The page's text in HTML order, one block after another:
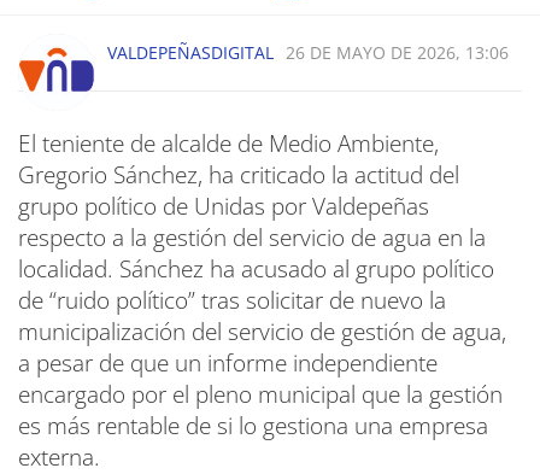
VALDEPEÑASDIGITAL 26 DE MAYO DE 2026, 13:06
El teniente de alcalde de Medio Ambiente,
Gregorio Sánchez, ha criticado la actitud del
grupo político de Unidas por Valdepeñas
respecto a la gestión del servicio de agua en la
localidad. Sánchez ha acusado al grupo político
de “ruido político” tras solicitar de nuevo la
municipalización del servicio de gestión de agua,
a pesar de que un informe independiente
encargado por el pleno municipal que la gestión
es más rentable de si lo gestiona una empresa
externa.